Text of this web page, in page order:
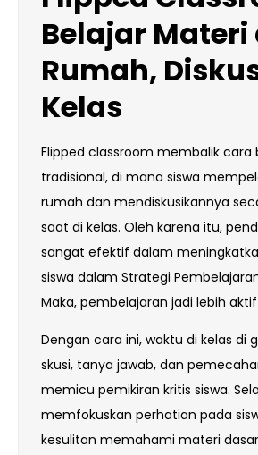
Belajar Materi
Rumah,
Kelas
Flipped classroom membalik cara
tradisional, di mana siswa
rumah dan mendiskusikannya
saat di kelas. Oleh karena itu,
sangat efektif dalam
siswa dalam Strategi
Maka, pembelajaran jadi lebih
Dengan cara ini, waktu di kelas di
skusi, tanya jawab, dan
memicu pemikiran kritis siswa.
memfokuskan perhatian pada
kesulitan memahami materi